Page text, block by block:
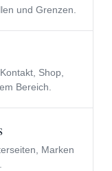
und Grenzen.
Shop,
Bereich.
Marken